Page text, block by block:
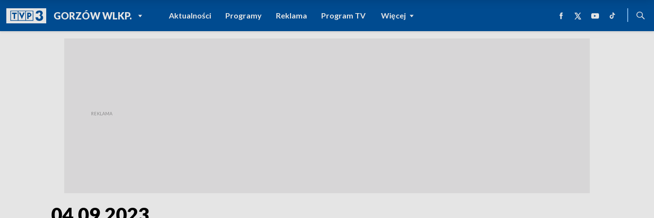
GORZÓW WLKP.POWRÓT DO
TVP REGIONY
Aktualności Programy Reklama Program TV Więcej